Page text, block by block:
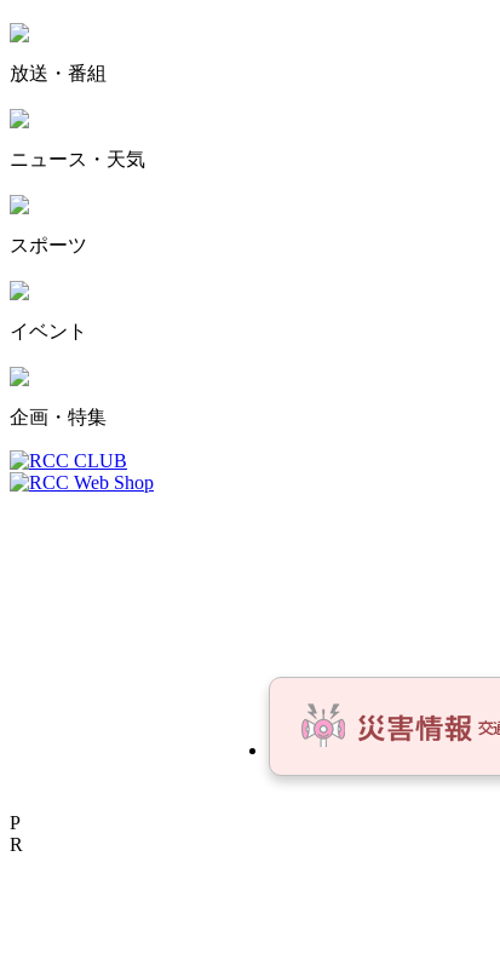
放送・番組
ニュース・天気
スポーツ
イベント
企画・特集
P
R